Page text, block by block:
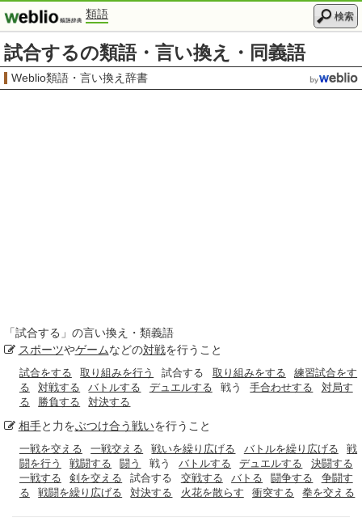
類語 検索
試合するの類語・言い換え・同義語
Weblio類語・言い換え辞書
「試合する 」の言い換え・類義語
スポーツやゲームなどの対戦を行うこと
試合をする 取り組みを行う 試合する 取り組みをする
練習試合をす
る
対戦する バトルする デュエルする 戦う 手合わせする
対局す
る
勝負する 対決する
相手と力をぶつけ合う戦いを行うこと
一戦を交える 一戦交える 戦いを繰り広げる バトルを繰り広げる
戦
闘を行う
戦闘する 闘う 戦う バトルする デュエルする
決闘する
一戦する
剣を交える 試合する 交戦する バトる 闘争する
争闘す
る
戦闘を繰り広げる 対決する 火花を散らす 衝突する 拳を交える